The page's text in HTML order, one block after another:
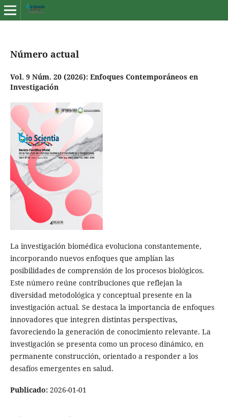
Número actual
Vol. 9 Núm. 20 (2026): Enfoques Contemporáneos en
Investigación
La investigación biomédica evoluciona constantemente,
incorporando nuevos enfoques que amplían las
posibilidades de comprensión de los procesos biológicos.
Este número reúne contribuciones que reflejan la
diversidad metodológica y conceptual presente en la
investigación actual. Se destaca la importancia de enfoques
innovadores que integren distintas perspectivas,
favoreciendo la generación de conocimiento relevante. La
investigación se presenta como un proceso dinámico, en
permanente construcción, orientado a responder a los
desafíos emergentes en salud.
Publicado: 2026-01-01